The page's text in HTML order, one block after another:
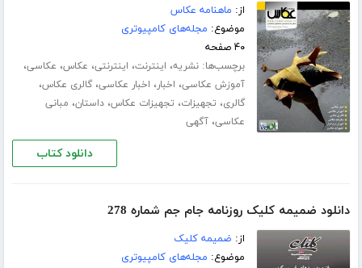
از: ماهنامه عکاس
موضوع: مجله‌های کامپیوتری
۴۰ صفحه
برچسب‌ها:نشریه، اینترنت، اینترنتی، عکاس، عکاسی،
آموزش عکاسی، اخبار، اخبار عکاسی،گالری عکاس،
گالری، تجهیزات، تجهیزات عکاس،داستان، مبانی
عکاسی،آگهی
دانلود کتاب
دانلود ضمیمه کلیک روزنامه جام جم شماره 278
از: ضمیمه کلیک
موضوع: مجله‌های کامپیوتری